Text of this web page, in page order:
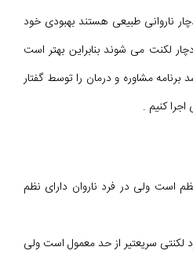
که دچار ناروانی طبیعی هستند بهبودی خود
لکنت می شوند بنابراین بهتر است
بهبودی به 100% برسد برنامه مشاوره و درمان را توسط گفتار
کنیم .
است ولی در فرد ناروان دارای نظم
لکنتی سریعتیر از حد معمول است ولی